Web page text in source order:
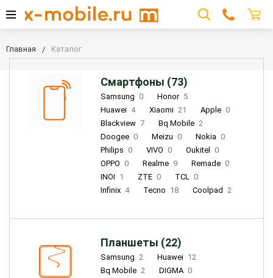
Главная Каталог
Смартфоны (73)
Samsung 0 Honor 5
Huawei 4 Xiaomi 21 Apple 0
Blackview 7 Bq Mobile 2
Doogee 0 Meizu 0 Nokia 0
Philips 0 VIVO 0 Oukitel
0
OPPO 0 Realme 9 Remade 0
INOI 1 ZTE 0 TCL 0
Infinix 4 Tecno 18 Coolpad 2
Планшеты (22)
Samsung 2 Huawei 12
Bq Mobile 2 DIGMA 0